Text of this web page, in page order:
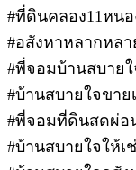
#ที่ดินคลอง11หนอ
#อสังหาหลากหล
#พี่จอมบ้านสบายใ
#บ้านสบายใจขาย
#พี่จอมที่ดินสดผ่อ
#บ้านสบายใจให้